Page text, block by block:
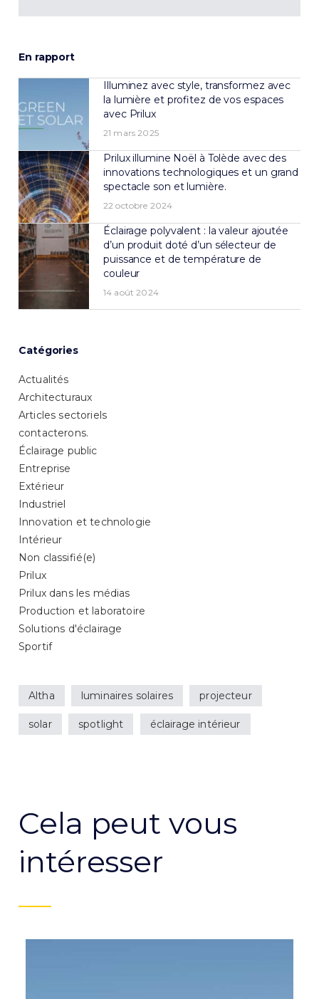
En rapport
Illuminez avec style, transformez avec
la lumière et profitez de vos espaces
avec Prilux
21 mars 2025
Prilux illumine Noël à Tolède avec des
innovations technologiques et un grand
spectacle son et lumière.
22 octobre 2024
Éclairage polyvalent : la valeur ajoutée
d’un produit doté d’un sélecteur de
puissance et de température de
couleur
14 août 2024
Catégories
Actualités
Architecturaux
Articles sectoriels
contacterons.
Éclairage public
Entreprise
Extérieur
Industriel
Innovation et technologie
Intérieur
Non classifié(e)
Prilux
Prilux dans les médias
Production et laboratoire
Solutions d'éclairage
Sportif
Altha luminaires solaires projecteur
solar spotlight éclairage intérieur
Cela peut vous
intéresser